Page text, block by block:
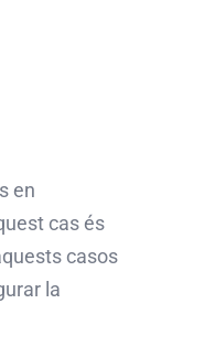
en
cas és
casos
la